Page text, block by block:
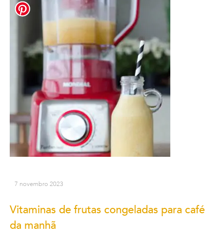
7 novembro 2023
Vitaminas de frutas congeladas para café
da manhã